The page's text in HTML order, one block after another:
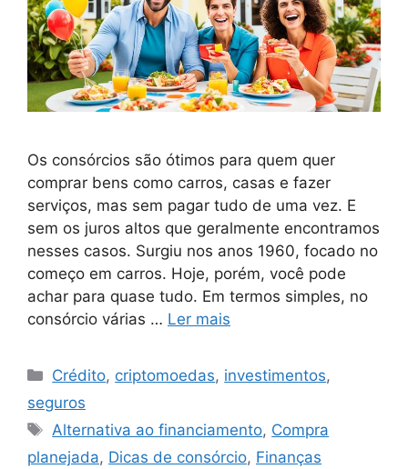
Os consórcios são ótimos para quem quer
comprar bens como carros, casas e fazer
serviços, mas sem pagar tudo de uma vez. E
sem os juros altos que geralmente encontramos
nesses casos. Surgiu nos anos 1960, focado no
começo em carros. Hoje, porém, você pode
achar para quase tudo. Em termos simples, no
consórcio várias … Ler mais
Categorias
Crédito, criptomoedas, investimentos,
seguros
Tags
Alternativa ao financiamento, Compra
planejada, Dicas de consórcio, Finanças